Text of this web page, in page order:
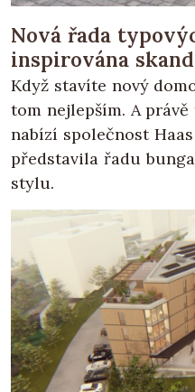
Nová řada
inspirována
Když stavíte nový
tom nejlepším. A
nabízí společnost
představila řadu
stylu.